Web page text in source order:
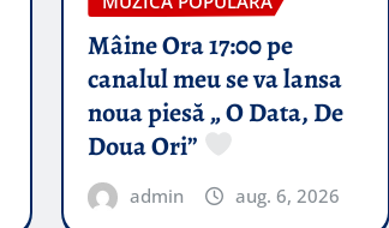
Mâine Ora 17:00 pe
canalul meu se va lansa
noua piesă „ O Data, De
Doua Ori”
admin aug. 6, 2026